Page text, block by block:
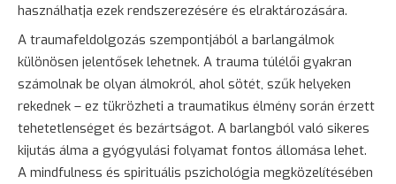
használhatja ezek rendszerezésére és elraktározására.
A traumafeldolgozás szempontjából a barlangálmok
különösen jelentősek lehetnek. A trauma túlélői gyakran
számolnak be olyan álmokról, ahol sötét, szűk helyeken
rekednek – ez tükrözheti a traumatikus élmény során érzett
tehetetlenséget és bezártságot. A barlangból való sikeres
kijutás álma a gyógyulási folyamat fontos állomása lehet.
A mindfulness és spirituális pszichológia megközelítésében